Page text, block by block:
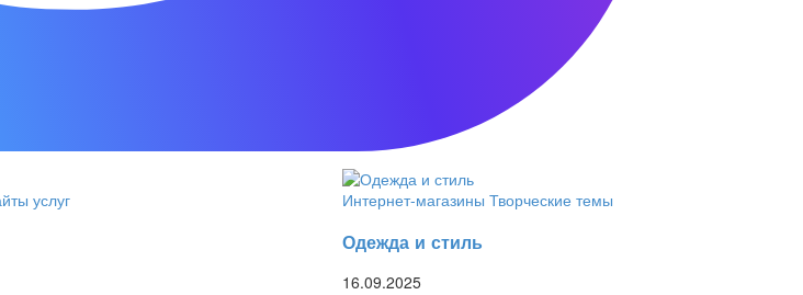
услуг Интернет-магазины Творческие темы
Одежда и стиль
16.09.2025